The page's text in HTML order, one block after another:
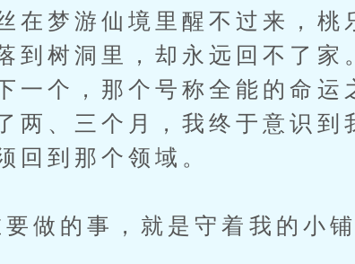
在梦游仙境里醒不过来，桃
到树洞里，却永远回不了家
一个，那个号称全能的命运
两、三个月，我终于意识到
回到那个领域。
做的事，就是守着我的小铺